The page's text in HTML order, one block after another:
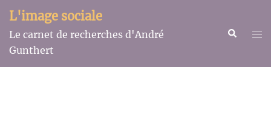
Aller
au
contenu
L'image sociale
Le carnet de recherches d'André
Gunthert